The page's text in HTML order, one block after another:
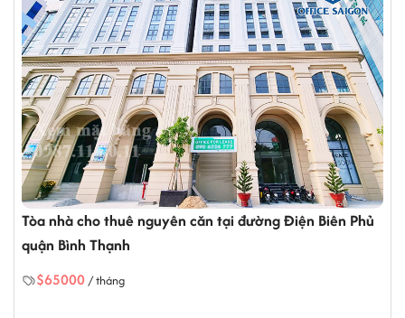
Tây, Tp.HCM.
Hotline: 0987.11.00.11 - 0938.339.086
Email:info@officesaigon.vn - Zalo: 098711001
căn tại đường Điện Biên Phủ
Tòa nhà cho thuê nguyên